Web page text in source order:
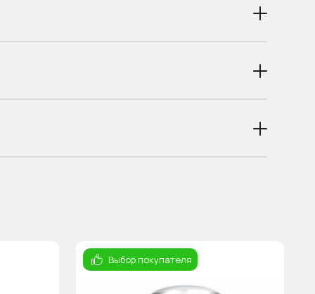
Выбор покупателя